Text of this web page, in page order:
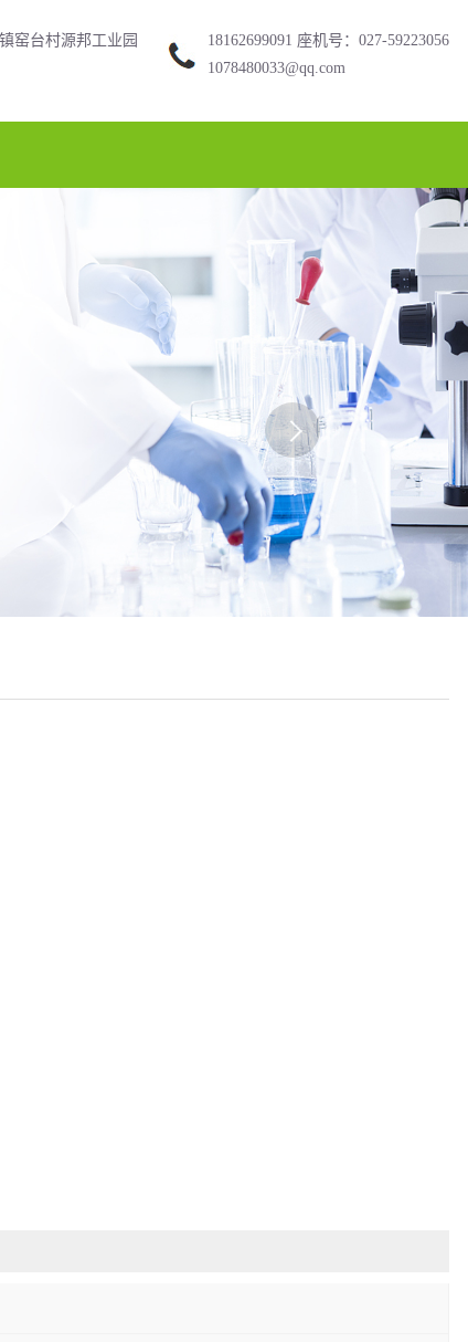
窑台村源邦工业园
18162699091 座机号：027-59223056
1078480033@qq.com